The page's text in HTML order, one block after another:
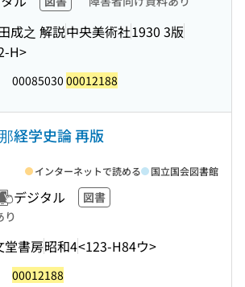
成之 解説中央美術社1930 3版
H>
00085030 00012188
経学史論 再版
デジタル
図書
り
堂書房昭和4<123-H84ウ>
インターネットで読める 国立国会図書館
00012188